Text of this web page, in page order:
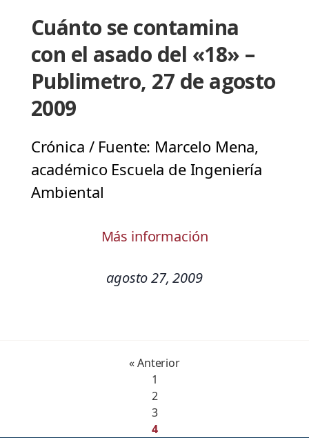
Cuánto se contamina
con el asado del «18» –
Publimetro, 27 de agosto
2009
Crónica / Fuente: Marcelo Mena,
académico Escuela de Ingeniería
Ambiental
Más información
agosto 27, 2009
« Anterior
1
2
3
4